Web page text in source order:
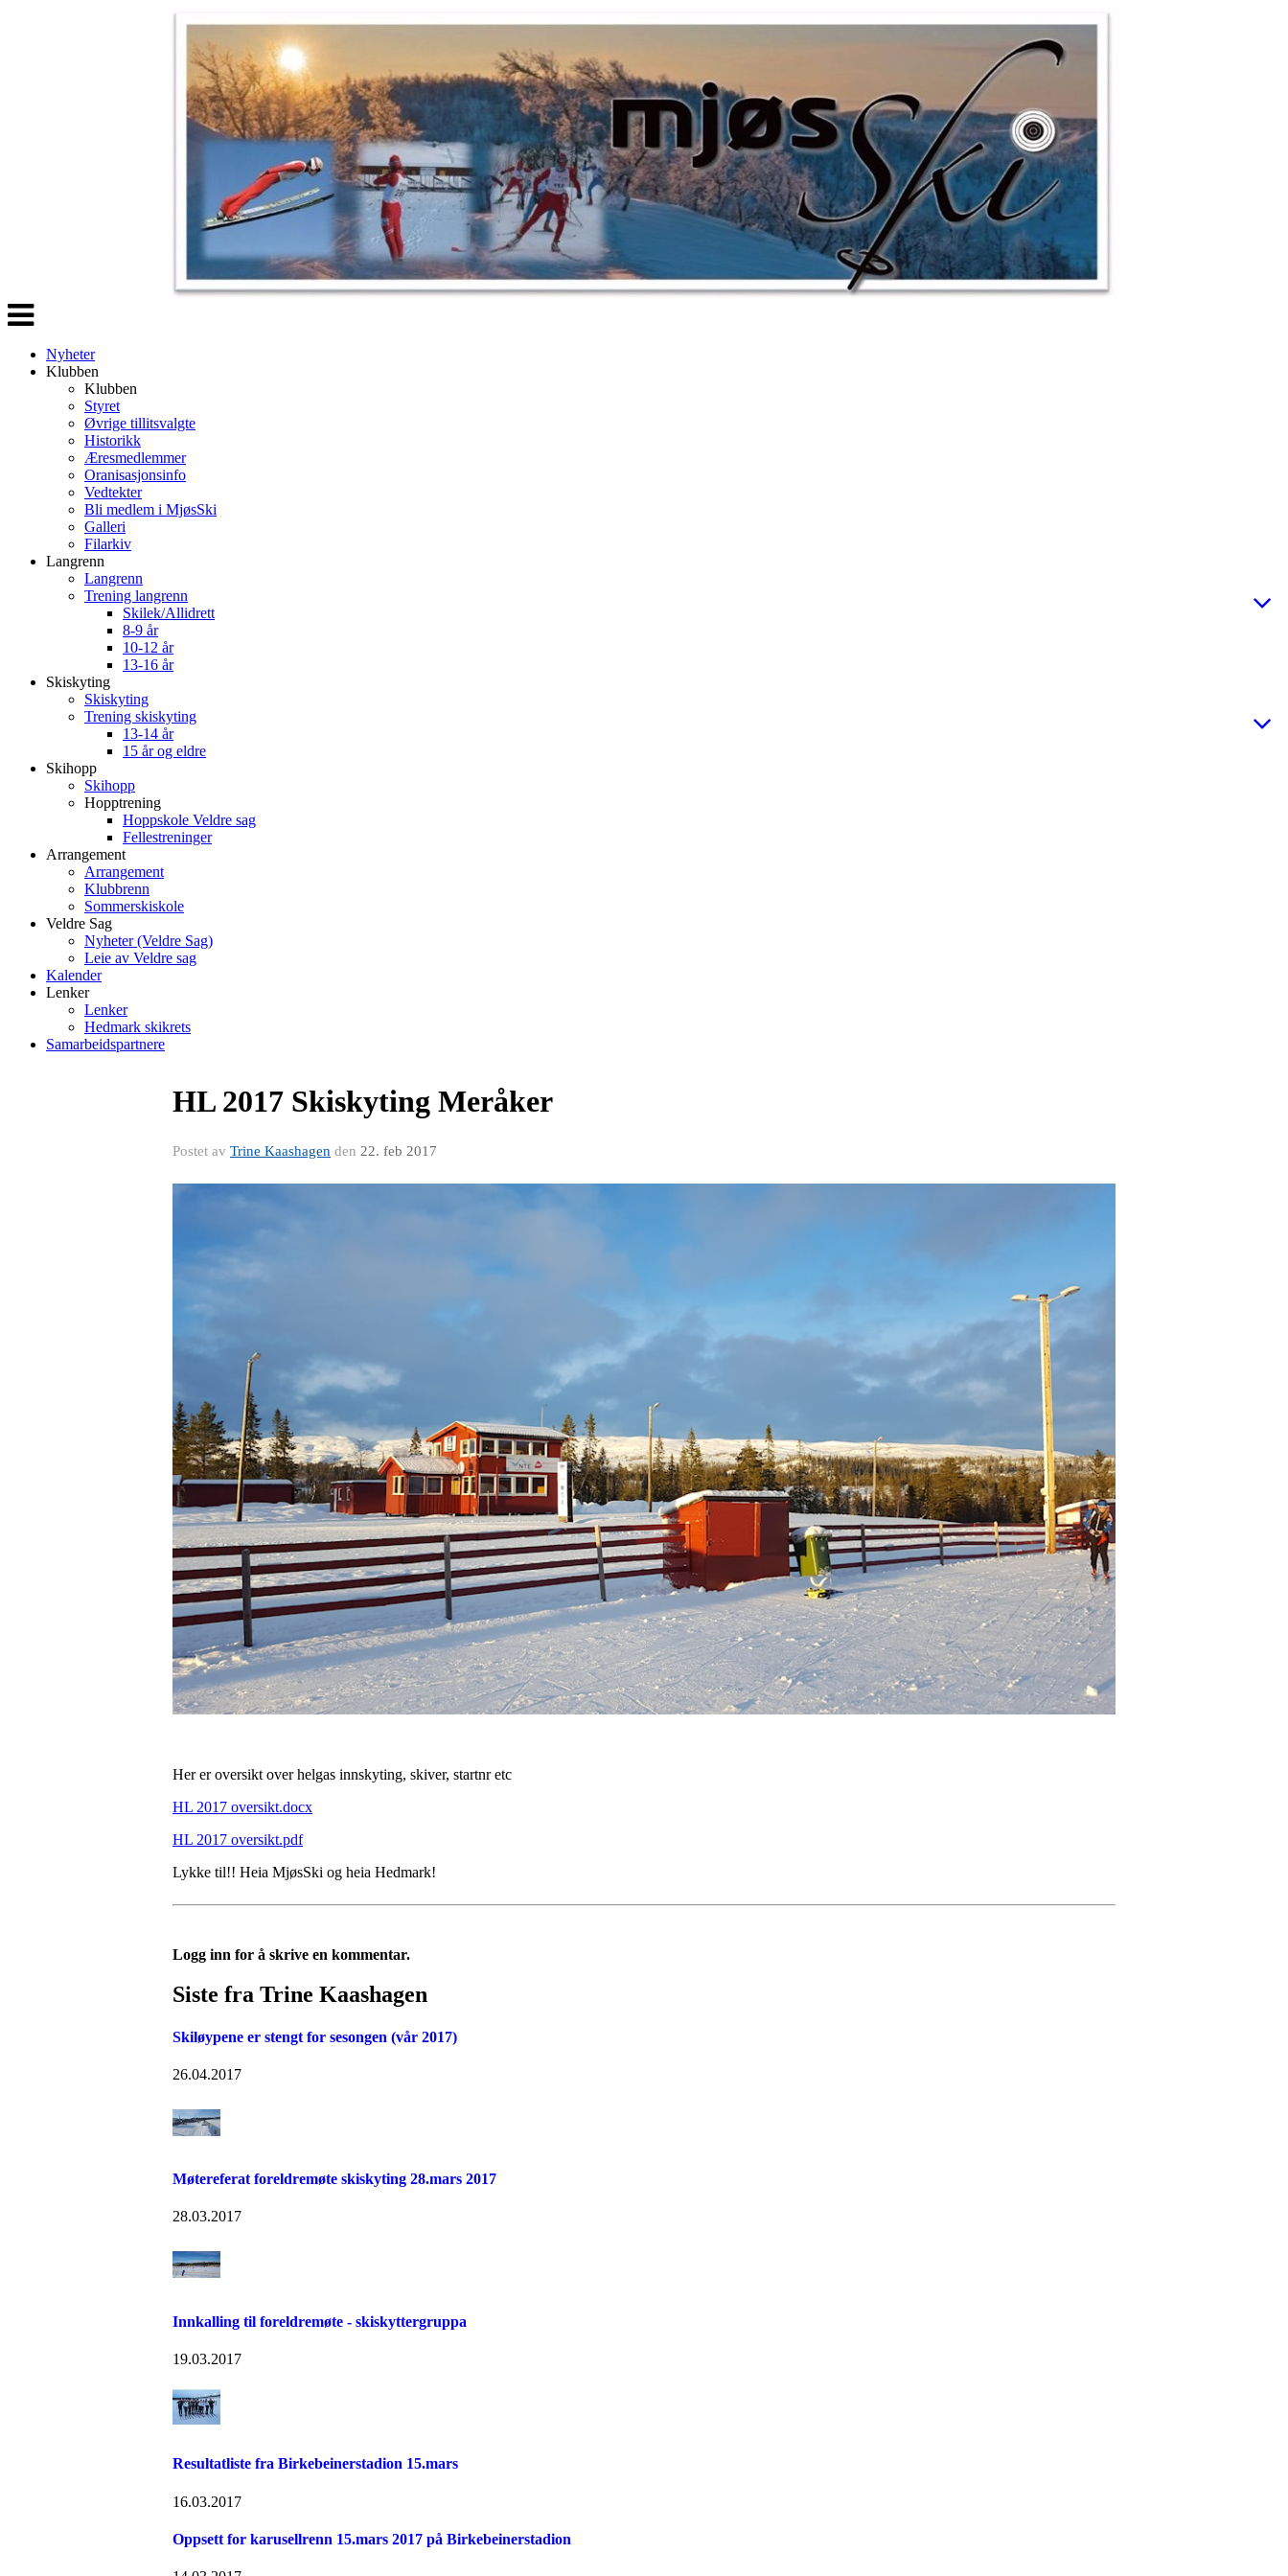
Veksle
navigasjon
Nyheter
Klubben
Klubben
Styret
Øvrige tillitsvalgte
Historikk
Æresmedlemmer
Oranisasjonsinfo
Vedtekter
Bli medlem i MjøsSki
Galleri
Filarkiv
Langrenn
Langrenn
Trening langrenn
Skilek/Allidrett
8-9 år
10-12 år
13-16 år
Skiskyting
Skiskyting
Trening skiskyting
13-14 år
15 år og eldre
Skihopp
Skihopp
Hopptrening
Hoppskole Veldre sag
Fellestreninger
Arrangement
Arrangement
Klubbrenn
Sommerskiskole
Veldre Sag
Nyheter (Veldre Sag)
Leie av Veldre sag
Kalender
Lenker
Lenker
Hedmark skikrets
Samarbeidspartnere
HL 2017 Skiskyting Meråker
Postet av Trine Kaashagen den 22. feb 2017
Her er oversikt over helgas innskyting, skiver, startnr etc
HL 2017 oversikt.docx
HL 2017 oversikt.pdf
Lykke til!! Heia MjøsSki og heia Hedmark!
Logg inn for å skrive en kommentar.
Siste fra Trine Kaashagen
Skiløypene er stengt for sesongen (vår 2017)
26.04.2017
Møtereferat foreldremøte skiskyting 28.mars 2017
28.03.2017
Innkalling til foreldremøte - skiskyttergruppa
19.03.2017
Resultatliste fra Birkebeinerstadion 15.mars
16.03.2017
Oppsett for karusellrenn 15.mars 2017 på Birkebeinerstadion